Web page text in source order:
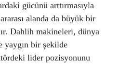
gücünü arttırmasıyla
alanda da büyük bir
Dahlih makineleri, dünya
yaygın bir şekilde
lider pozisyonunu